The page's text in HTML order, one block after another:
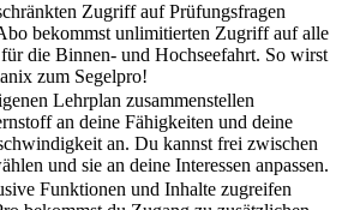
Zugriff auf Prüfungsfragen
bekommst unlimitierten Zugriff auf alle
die Binnen- und Hochseefahrt. So wirst
zum Segelpro!
Lehrplan zusammenstellen
an deine Fähigkeiten und deine
an. Du kannst frei zwischen
und sie an deine Interessen anpassen.
Funktionen und Inhalte zugreifen